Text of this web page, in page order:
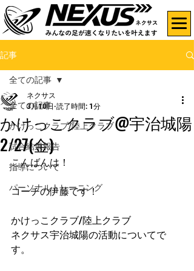
記事
全ての記事
かけっこクラブ/陸上クラブ
試合結果報告
指導について
パーソナルトレーニング
全ての記事
かけっこクラブ@宇治城陽
2/27(金)
ネクサス
3月10日 読了時間: 1分
こんばんは！
コーチの伊藤です！
かけっこクラブ/陸上クラブ
ネクサス宇治城陽の活動についてで
す。